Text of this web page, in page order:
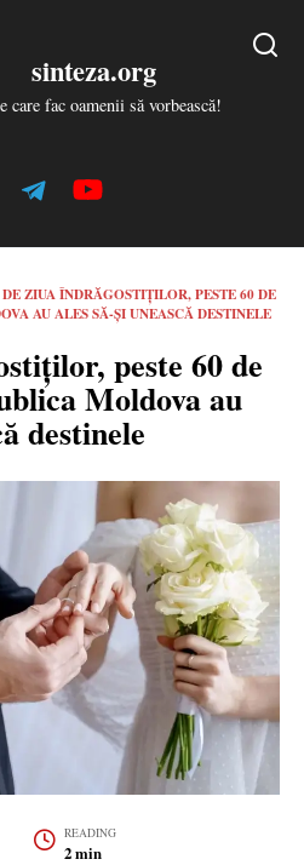
sinteza.org
care fac oamenii să vorbească!
DE ZIUA ÎNDRĂGOSTIȚILOR, PESTE 60 DE
AU ALES SĂ-ȘI UNEASCĂ DESTINELE
peste 60 de
Moldova au
destinele
READING
2 min